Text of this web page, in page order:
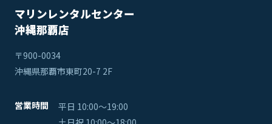
マリンレンタルセンター
沖縄那覇店
〒900-0034
沖縄県那覇市東町20-7 2F
営業時間
平日 10:00〜19:00